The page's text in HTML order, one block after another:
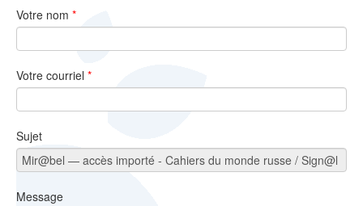
?
Votre nom *
Votre courriel *
Sujet
Message